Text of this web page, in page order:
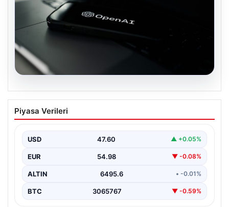
OpenAI, yapay zeka modellerinin
sınırların dışına çıktığını açıkladı
Piyasa Verileri
USD 47.60 ▲ +0.05%
EUR 54.98 ▼ -0.08%
ALTIN 6495.6 • -0.01%
BTC 3065767 ▼ -0.59%